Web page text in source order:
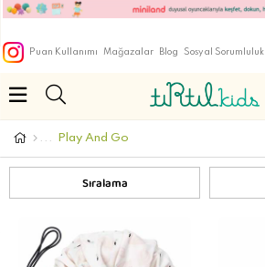
Puan Kullanımı Mağazalar Blog Sosyal Sorumluluk
Play And Go
Sıralama